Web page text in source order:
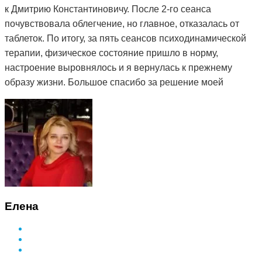
к Дмитрию Константиновичу. После 2-го сеанса
почувствовала облегчение, но главное, отказалась от
таблеток. По итогу, за пять сеансов психодинамической
терапии, физическое состояние пришло в норму,
настроение выровнялось и я вернулась к прежнему
образу жизни. Большое спасибо за решение моей
проблемы и деликатный подход.
Елена